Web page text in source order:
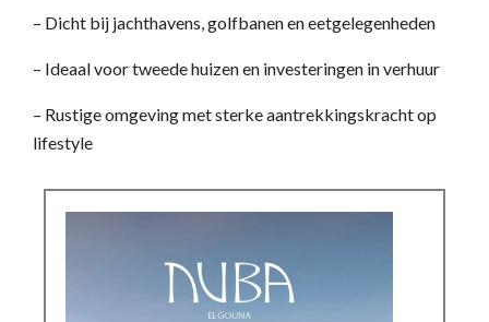
– Dicht bij jachthavens, golfbanen en eetgelegenheden
– Ideaal voor tweede huizen en investeringen in verhuur
– Rustige omgeving met sterke aantrekkingskracht op
lifestyle